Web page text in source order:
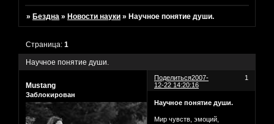
»Бездна »Новости науки »Научное понятие души.
Научное понятие души.
Страница:1
Поделиться 1
2007-
12-22 14:20:16
Mustang
Заблокирован
Научное понятие души.
Мир чувств, эмоций,